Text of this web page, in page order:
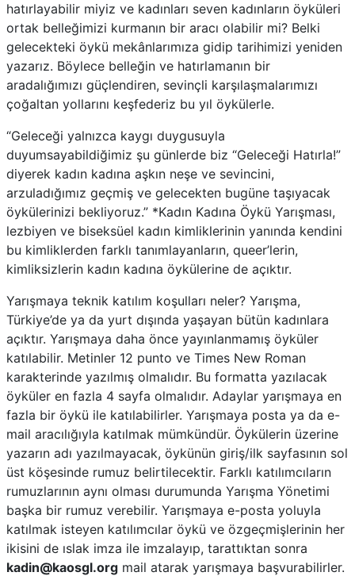
hatırlayabilir miyiz ve kadınları seven kadınların öyküleri
ortak belleğimizi kurmanın bir aracı olabilir mi? Belki
gelecekteki öykü mekânlarımıza gidip tarihimizi yeniden
yazarız. Böylece belleğin ve hatırlamanın bir
aradalığımızı güçlendiren, sevinçli karşılaşmalarımızı
çoğaltan yollarını keşfederiz bu yıl öykülerle.
“Geleceği yalnızca kaygı duygusuyla
duyumsayabildiğimiz şu günlerde biz “Geleceği Hatırla!”
diyerek kadın kadına aşkın neşe ve sevincini,
arzuladığımız geçmiş ve gelecekten bugüne taşıyacak
öykülerinizi bekliyoruz.” *Kadın Kadına Öykü Yarışması,
lezbiyen ve biseksüel kadın kimliklerinin yanında kendini
bu kimliklerden farklı tanımlayanların, queer’lerin,
kimliksizlerin kadın kadına öykülerine de açıktır.
Yarışmaya teknik katılım koşulları neler? Yarışma,
Türkiye’de ya da yurt dışında yaşayan bütün kadınlara
açıktır. Yarışmaya daha önce yayınlanmamış öyküler
katılabilir. Metinler 12 punto ve Times New Roman
karakterinde yazılmış olmalıdır. Bu formatta yazılacak
öyküler en fazla 4 sayfa olmalıdır. Adaylar yarışmaya en
fazla bir öykü ile katılabilirler. Yarışmaya posta ya da e-
mail aracılığıyla katılmak mümkündür. Öykülerin üzerine
yazarın adı yazılmayacak, öykünün giriş/ilk sayfasının sol
üst köşesinde rumuz belirtilecektir. Farklı katılımcıların
rumuzlarının aynı olması durumunda Yarışma Yönetimi
başka bir rumuz verebilir. Yarışmaya e-posta yoluyla
katılmak isteyen katılımcılar öykü ve özgeçmişlerinin her
ikisini de ıslak imza ile imzalayıp, tarattıktan sonra
kadin@kaosgl.org mail atarak yarışmaya başvurabilirler.